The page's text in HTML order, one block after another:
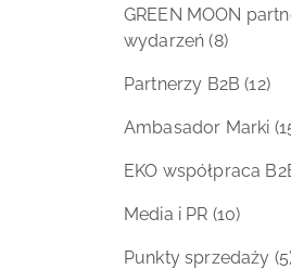
GREEN MOON
wydarzeń(8)
Partnerzy B2B(12)
Ambasador Marki
EKO współpraca
Media i PR (10)
Punkty sprzedaży